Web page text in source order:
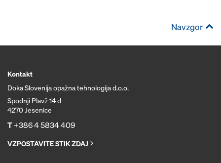
Navzgor
Kontakt
Doka Slovenija opažna tehnologija d.o.o.
Spodnji Plavž 14 d
4270 Jesenice
T+386 4 5834 409
VZPOSTAVITE STIK ZDAJ